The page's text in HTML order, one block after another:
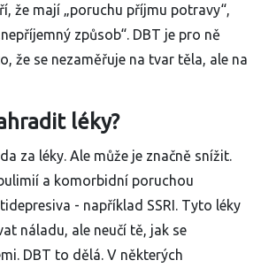
že mají „poruchu příjmu potravy“,
způsob“. DBT je pro ně
že se nezaměřuje na tvar těla, ale na
léky?
za léky. Ale může je značně snížit.
a komorbidní poruchou
- například SSRI. Tyto léky
náladu, ale neučí tě, jak se
DBT to dělá. V některých